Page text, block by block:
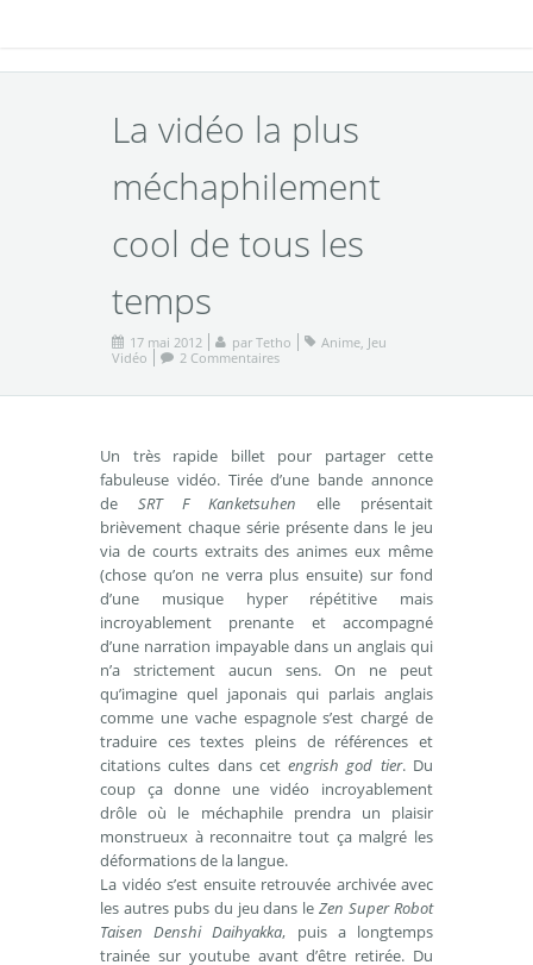
La vidéo la plus
méchaphilement
cool de tous les
temps
17 mai 2012 par Tetho Anime, Jeu
Vidéo
2 Commentaires
Un très rapide billet pour partager cette
fabuleuse vidéo. Tirée d’une bande annonce
de SRT F Kanketsuhen elle présentait
brièvement chaque série présente dans le jeu
via de courts extraits des animes eux même
(chose qu’on ne verra plus ensuite) sur fond
d’une musique hyper répétitive mais
incroyablement prenante et accompagné
d’une narration impayable dans un anglais qui
n’a strictement aucun sens. On ne peut
qu’imagine quel japonais qui parlais anglais
comme une vache espagnole s’est chargé de
traduire ces textes pleins de références et
citations cultes dans cetengrish god tier. Du
coup ça donne une vidéo incroyablement
drôle où le méchaphile prendra un plaisir
monstrueux à reconnaitre tout ça malgré les
déformations de la langue.
La vidéo s’est ensuite retrouvée archivée avec
les autres pubs du jeu dans leZen Super Robot
Taisen Denshi Daihyakka, puis a longtemps
trainée sur youtube avant d’être retirée. Du